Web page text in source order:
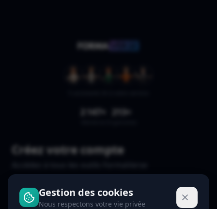
2 147 213+
Créez votre compte
Email Gestion des cookies
Nous respectons votre vie privée